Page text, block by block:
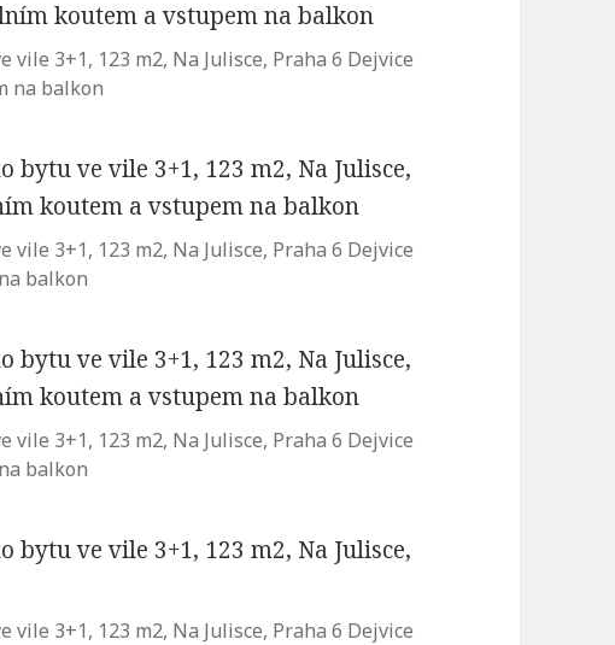
3+1, 123 m2, Na Julisce, Praha 6 Dejvice
na balkon
3+1, 123 m2, Na Julisce, Praha 6 Dejvice
balkon
3+1, 123 m2, Na Julisce, Praha 6 Dejvice
balkon
3+1, 123 m2, Na Julisce, Praha 6 Dejvice